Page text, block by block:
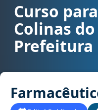
Curso para concurso
Curso
Colinas